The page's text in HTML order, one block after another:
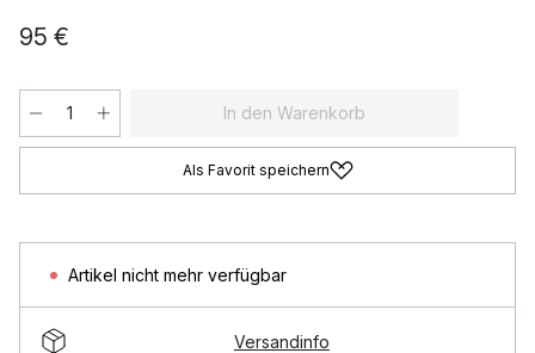
95 €
In den Warenkorb
Als Favorit speichern
Artikel nicht mehr verfügbar
Versandinfo